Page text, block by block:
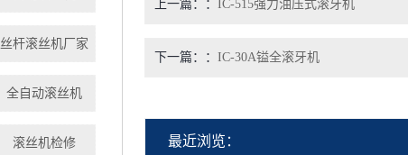
丝杆滚丝机厂家
全自动滚丝机
滚丝机检修
上一篇： IC-515强力油压式滚牙机
下一篇： IC-30A镒全滚牙机
最近浏览：